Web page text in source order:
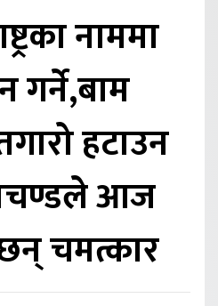
नाममा
गर्ने,बाम
हटाउन
आज
चमत्कार